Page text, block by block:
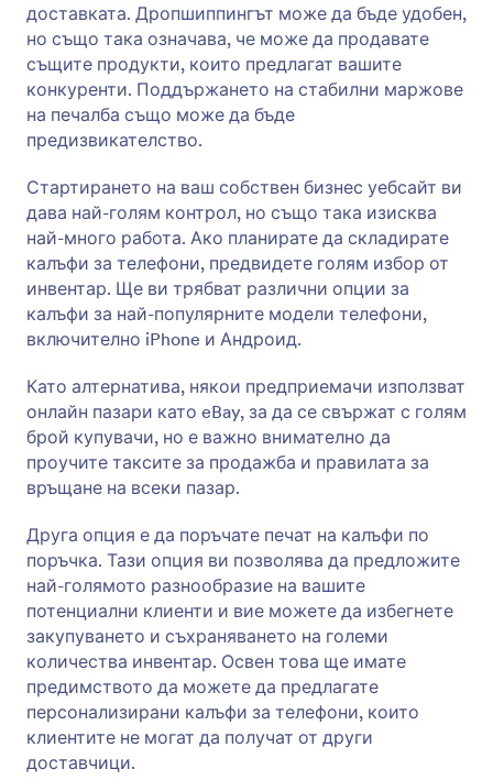
доставката. Дропшиппингът може да бъде удобен,
но също така означава, че може да продавате
същите продукти, които предлагат вашите
конкуренти. Поддържането на стабилни маржове
на печалба също може да бъде
предизвикателство.
Стартирането на ваш собствен бизнес уебсайт ви
дава най-голям контрол, но също така изисква
най-много работа. Ако планирате да складирате
калъфи за телефони, предвидете голям избор от
инвентар. Ще ви трябват различни опции за
калъфи за най-популярните модели телефони,
включително iPhone и Андроид.
Като алтернатива, някои предприемачи използват
онлайн пазари като eBay, за да се свържат с голям
брой купувачи, но е важно внимателно да
проучите таксите за продажба и правилата за
връщане на всеки пазар.
Друга опция е да поръчате печат на калъфи по
поръчка. Тази опция ви позволява да предложите
най-голямото разнообразие на вашите
потенциални клиенти и вие можете да избегнете
закупуването и съхраняването на големи
количества инвентар. Освен това ще имате
предимството да можете да предлагате
персонализирани калъфи за телефони, които
клиентите не могат да получат от други
доставчици.